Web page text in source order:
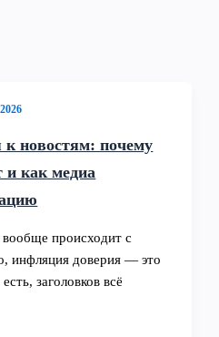
новостям: почему
и как медиа
происходит с
инфляция доверия — это
заголовков всё